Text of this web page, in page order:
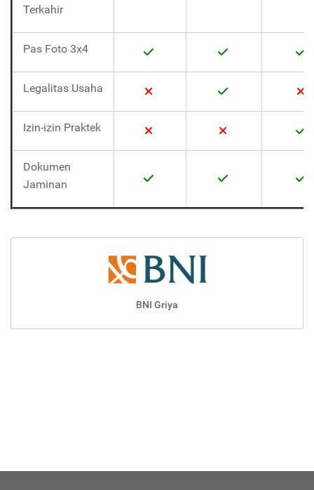
Terkahir
Pas Foto 3x4
Legalitas Usaha
Izin-izin Praktek
Dokumen
Jaminan
BNI Griya